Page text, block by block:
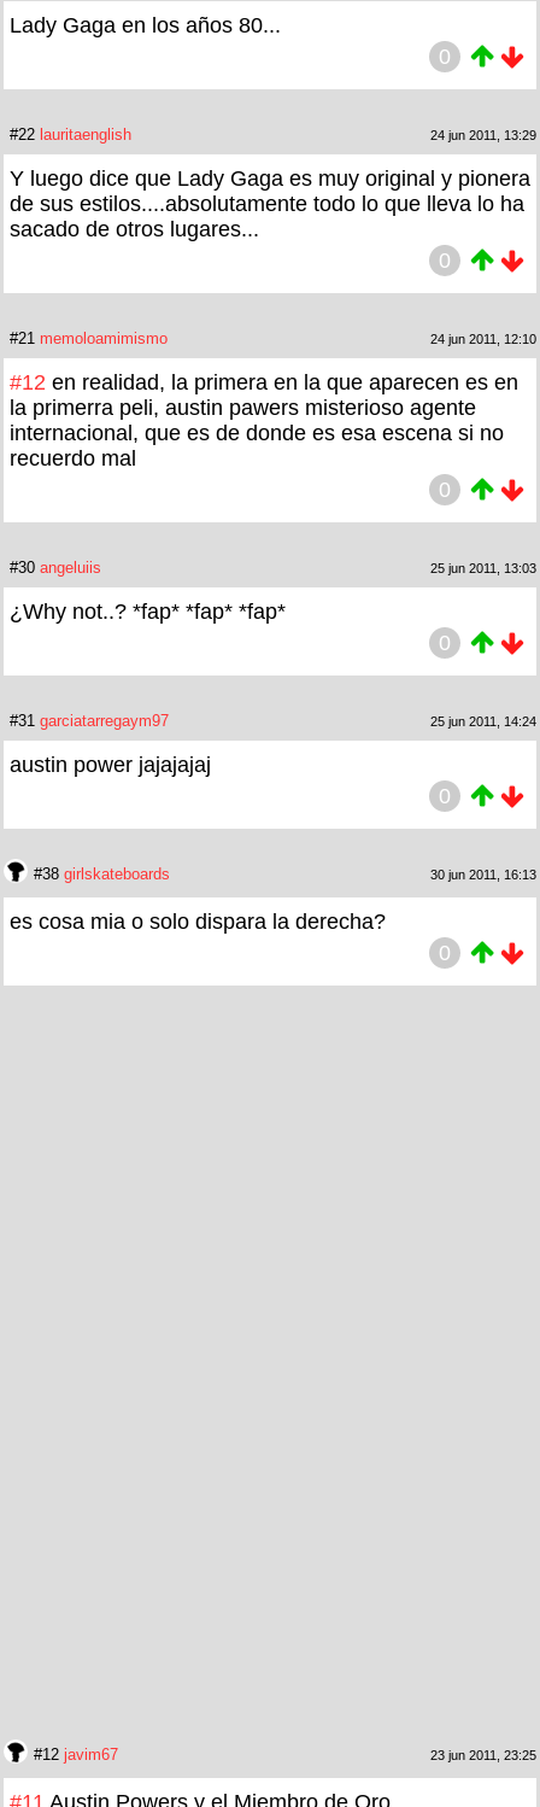
Lady Gaga en los años 80...
0
#22 lauritaenglish 24 jun 2011, 13:29
Y luego dice que Lady Gaga es muy original y pionera
de sus estilos....absolutamente todo lo que lleva lo ha
sacado de otros lugares...
0
#21 memoloamimismo 24 jun 2011, 12:10
#12 en realidad, la primera en la que aparecen es en
la primerra peli, austin pawers misterioso agente
internacional, que es de donde es esa escena si no
recuerdo mal
0
#30 angeluiis 25 jun 2011, 13:03
¿Why not..? *fap* *fap* *fap*
0
#31 garciatarregaym97 25 jun 2011, 14:24
austin power jajajajaj
0
#38 girlskateboards 30 jun 2011, 16:13
es cosa mia o solo dispara la derecha?
0
#12 javim67 23 jun 2011, 23:25
#11 Austin Powers y el Miembro de Oro